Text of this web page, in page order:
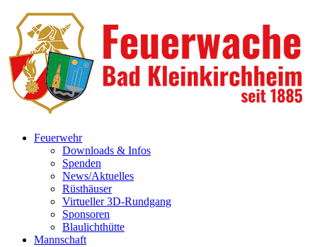
Feuerwehr
Downloads & Infos
Spenden
News/Aktuelles
Rüsthäuser
Virtueller 3D-Rundgang
Sponsoren
Blaulichthütte
Mannschaft